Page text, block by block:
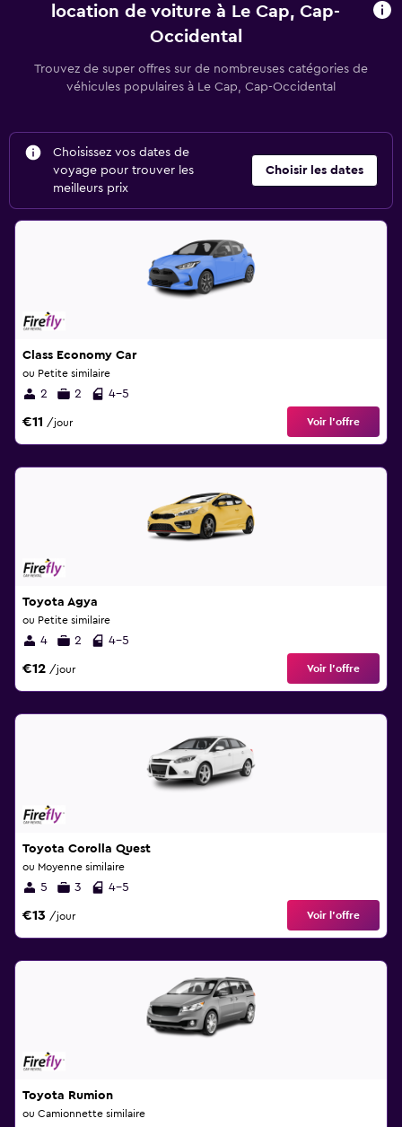
location de voiture à Le Cap, Cap-
Occidental
Trouvez de super offres sur de nombreuses catégories de
véhicules populaires à Le Cap, Cap-Occidental
Choisissez vos dates de
voyage pour trouver les
meilleurs prix
Choisir les dates
Class Economy Car
ou Petite similaire
2 2 4-5
€11 /jour Voir l’offre
Toyota Agya
ou Petite similaire
4 2 4-5
€12 /jour Voir l’offre
Toyota Corolla Quest
ou Moyenne similaire
5 3 4-5
€13 /jour Voir l’offre
Toyota Rumion
ou Camionnette similaire